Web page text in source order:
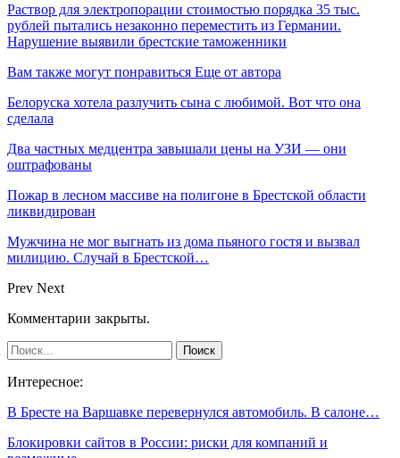
Раствор для электропорации стоимостью порядка 35 тыс.
рублей пытались незаконно переместить из Германии.
Нарушение выявили брестские таможенники
Вам также могут понравиться Еще от автора
Белоруска хотела разлучить сына с любимой. Вот что она
сделала
Два частных медцентра завышали цены на УЗИ — они
оштрафованы
Пожар в лесном массиве на полигоне в Брестской области
ликвидирован
Мужчина не мог выгнать из дома пьяного гостя и вызвал
милицию. Случай в Брестской…
Prev Next
Комментарии закрыты.
Интересное:
В Бресте на Варшавке перевернулся автомобиль. В салоне…
Блокировки сайтов в России: риски для компаний и